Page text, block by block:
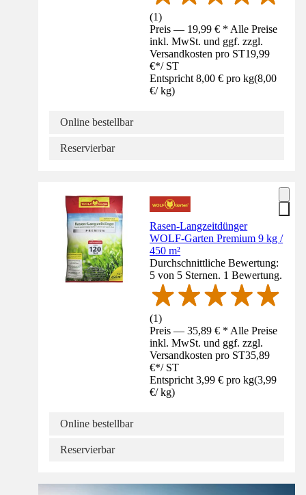
(1)
Preis — 19,99 € * Alle Preise
inkl. MwSt. und ggf. zzgl.
Versandkosten pro ST19,99
€*/ ST
Entspricht 8,00 € pro kg(8,00
€/ kg)
Online bestellbar
Reservierbar
Rasen-Langzeitdünger
WOLF-Garten Premium 9 kg /
450 m²
Durchschnittliche Bewertung:
5 von 5 Sternen. 1 Bewertung.
(1)
Preis — 35,89 € * Alle Preise
inkl. MwSt. und ggf. zzgl.
Versandkosten pro ST35,89
€*/ ST
Entspricht 3,99 € pro kg(3,99
€/ kg)
Online bestellbar
Reservierbar